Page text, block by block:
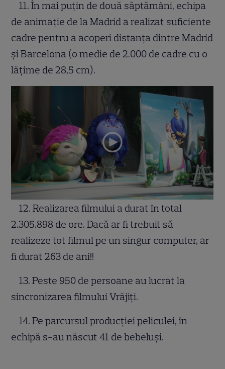
11. În mai puțin de două săptămâni, echipa
de animație de la Madrid a realizat suficiente
cadre pentru a acoperi distanța dintre Madrid
și Barcelona (o medie de 2.000 de cadre cu o
lățime de 28,5 cm).
12. Realizarea filmului a durat în total
2.305.898 de ore. Dacă ar fi trebuit să
realizeze tot filmul pe un singur computer, ar
fi durat 263 de ani!!
13. Peste 950 de persoane au lucrat la
sincronizarea filmului Vrăjiți.
14. Pe parcursul producției peliculei, în
echipă s-au născut 41 de bebeluși.